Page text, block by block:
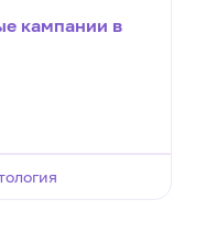
кампании в